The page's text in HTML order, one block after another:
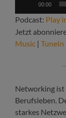
00:00
Podcast: Play
Jetzt
Music |TuneIn
Networking ist
Berufsleben.
starkes